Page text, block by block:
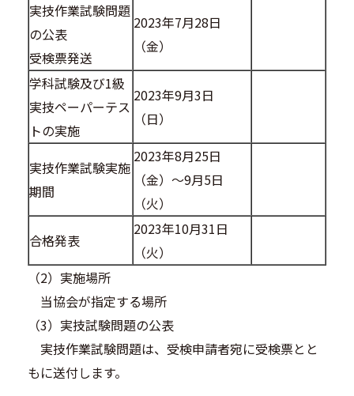
実技作業試験問題
の公表
受検票発送
2023年7月28日
（金）
学科試験及び1級
実技ペーパーテス
トの実施
2023年9月3日
（日）
実技作業試験実施
期間
2023年8月25日
（金）～9月5日
（火）
合格発表
2023年10月31日
（火）
（2）実施場所
当協会が指定する場所
（3）実技試験問題の公表
実技作業試験問題は、受検申請者宛に受検票とと
もに送付します。